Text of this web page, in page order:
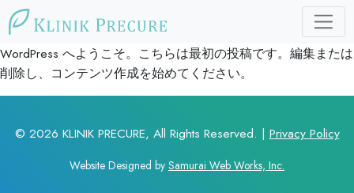
WordPress へようこそ。こちらは最初の投稿です。編集または
削除し、コンテンツ作成を始めてください。
© 2026 KLINIK PRECURE, All Rights Reserved. | Privacy Policy
Website Designed by Samurai Web Works, Inc.